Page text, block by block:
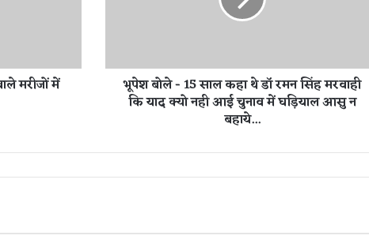
मरीजों में
सा
डॉ
ह
भूपेश बोले - 15 साल कहा थे डॉ रमन सिंह मरवाही
कि याद क्यो नही आई चुनाव में घड़ियाल आसु न
बहाये...